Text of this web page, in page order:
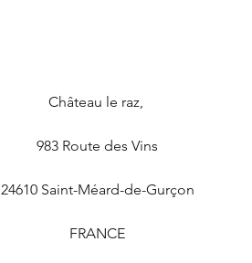
Château le raz,
983 Route des Vins
24610 Saint-Méard-de-Gurçon
FRANCE